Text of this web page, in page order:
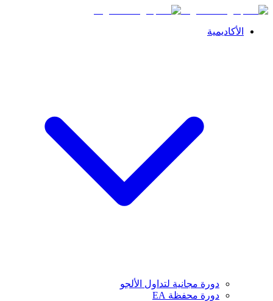
الأكاديمية
دورة مجانية لتداول الألجو
دورة محفظة EA